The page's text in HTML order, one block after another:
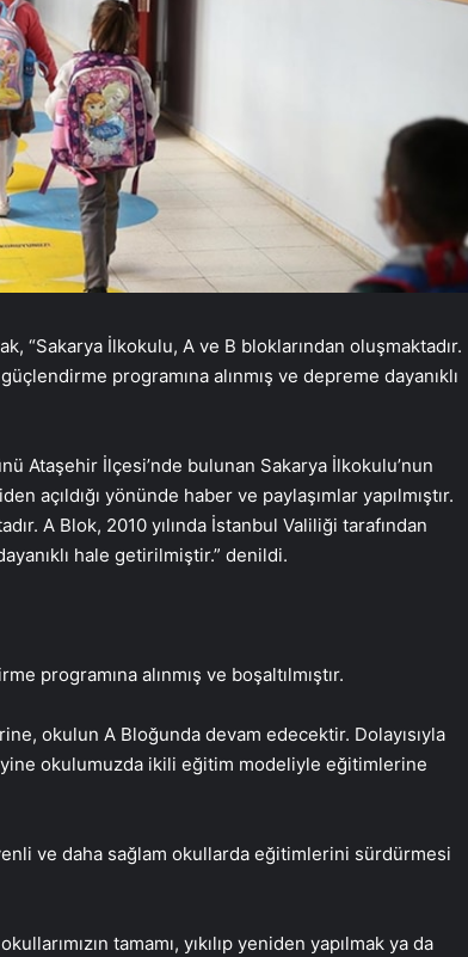
“Sakarya İlkokulu, A ve B bloklarından oluşmaktadır.
programına alınmış ve depreme dayanıklı
Ataşehir İlçesi’nde bulunan Sakarya İlkokulu’nun
açıldığı yönünde haber ve paylaşımlar yapılmıştır.
A Blok, 2010 yılında İstanbul Valiliği tarafından
hale getirilmiştir.” denildi.
programına alınmış ve boşaltılmıştır.
okulun A Bloğunda devam edecektir. Dolayısıyla
okulumuzda ikili eğitim modeliyle eğitimlerine
ve daha sağlam okullarda eğitimlerini sürdürmesi
tamamı, yıkılıp yeniden yapılmak ya da